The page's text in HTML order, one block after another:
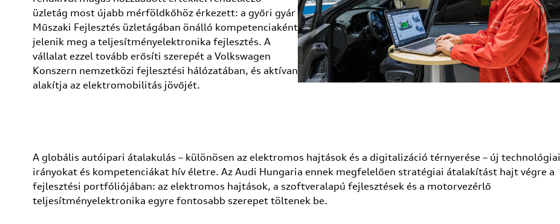
üzletág most újabb mérföldkőhöz érkezett: a győri gyár
Műszaki Fejlesztés üzletágában önálló kompetenciaként
jelenik meg a teljesítményelektronika fejlesztés. A
vállalat ezzel tovább erősíti szerepét a Volkswagen
Konszern nemzetközi fejlesztési hálózatában, és aktívan
alakítja az elektromobilitás jövőjét.
A globális autóipari átalakulás – különösen az elektromos hajtások és a digitalizáció térnyerése – új technológiai
irányokat és kompetenciákat hív életre. Az Audi Hungaria ennek megfelelően stratégiai átalakítást hajt végre a
fejlesztési portfóliójában: az elektromos hajtások, a szoftveralapú fejlesztések és a motorvezérlő
teljesítményelektronika egyre fontosabb szerepet töltenek be.